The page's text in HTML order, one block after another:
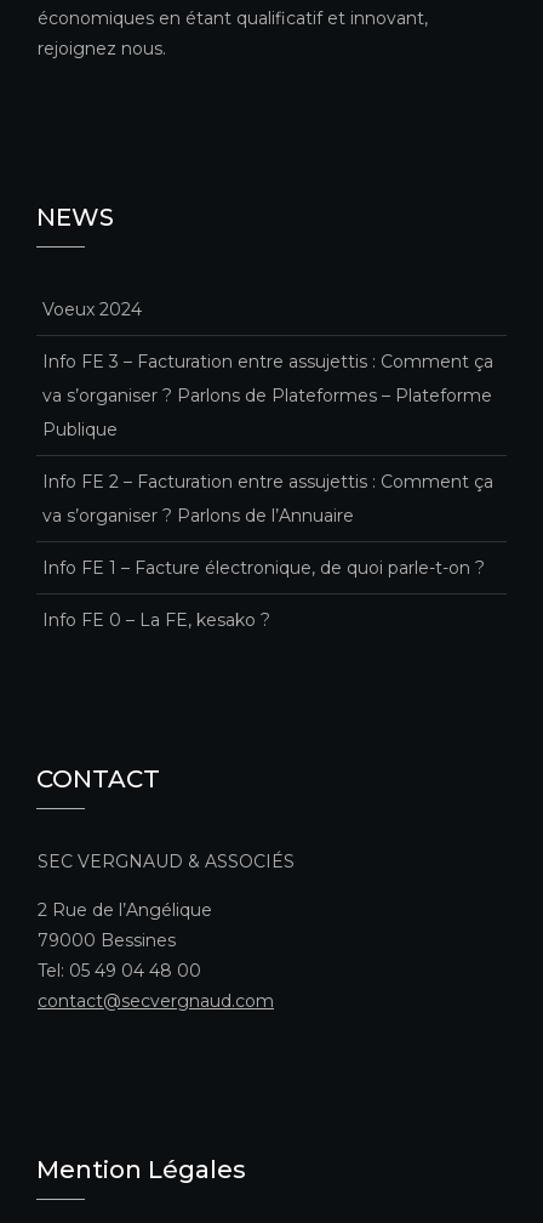
économiques en étant qualificatif et innovant,
rejoignez nous.
NEWS
Voeux 2024
Info FE 3 – Facturation entre assujettis : Comment ça
va s’organiser ? Parlons de Plateformes – Plateforme
Publique
Info FE 2 – Facturation entre assujettis : Comment ça
va s’organiser ? Parlons de l’Annuaire
Info FE 1 – Facture électronique, de quoi parle-t-on ?
Info FE 0 – La FE, kesako ?
CONTACT
SEC VERGNAUD & ASSOCIÉS
2 Rue de l’Angélique
79000 Bessines
Tel: 05 49 04 48 00
contact@secvergnaud.com
Mention Légales